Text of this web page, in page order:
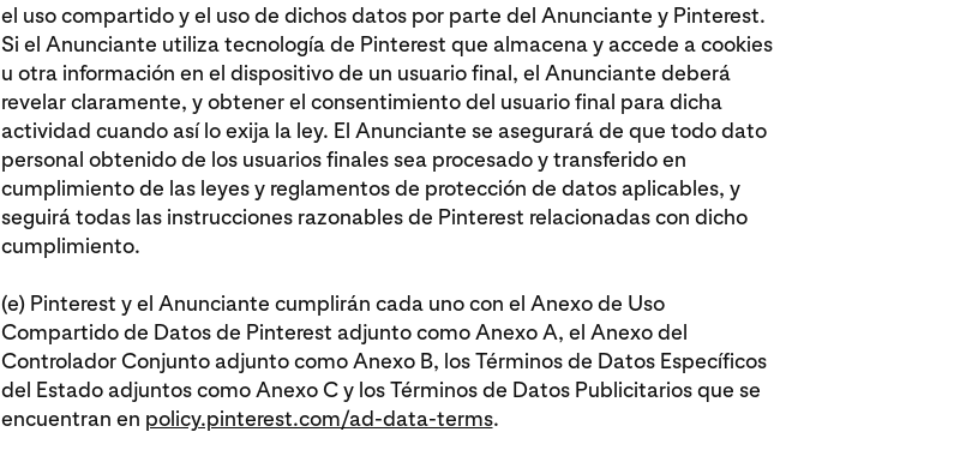
el uso compartido y el uso de dichos datos por parte del Anunciante y Pinterest.
Si el Anunciante utiliza tecnología de Pinterest que almacena y accede a cookies
u otra información en el dispositivo de un usuario final, el Anunciante deberá
revelar claramente, y obtener el consentimiento del usuario final para dicha
actividad cuando así lo exija la ley. El Anunciante se asegurará de que todo dato
personal obtenido de los usuarios finales sea procesado y transferido en
cumplimiento de las leyes y reglamentos de protección de datos aplicables, y
seguirá todas las instrucciones razonables de Pinterest relacionadas con dicho
cumplimiento.
(e) Pinterest y el Anunciante cumplirán cada uno con el Anexo de Uso
Compartido de Datos de Pinterest adjunto como Anexo A, el Anexo del
Controlador Conjunto adjunto como Anexo B, los Términos de Datos Específicos
del Estado adjuntos como Anexo C y los Términos de Datos Publicitarios que se
encuentran en policy.pinterest.com/ad-data-terms.